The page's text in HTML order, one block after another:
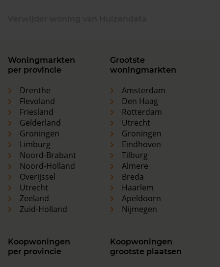
Woningmarkten
per provincie
Drenthe
Flevoland
Friesland
Gelderland
Groningen
Limburg
Noord-Brabant
Noord-Holland
Overijssel
Utrecht
Zeeland
Zuid-Holland
Grootste
woningmarkten
Amsterdam
Den Haag
Rotterdam
Utrecht
Groningen
Eindhoven
Tilburg
Almere
Breda
Haarlem
Apeldoorn
Nijmegen
Koopwoningen
per provincie
Koopwoningen
grootste plaatsen